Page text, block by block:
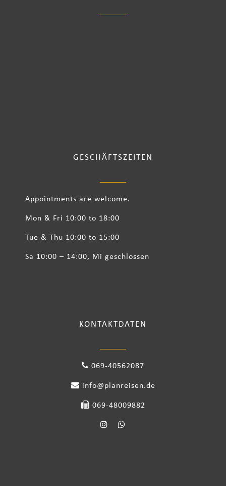
GESCHÄFTSZEITEN
Appointments are welcome.
Mon & Fri 10:00 to 18:00
Tue & Thu 10:00 to 15:00
Sa 10:00 – 14:00, Mi geschlossen
KONTAKTDATEN
069-40562087
info@planreisen.de
069-48009882